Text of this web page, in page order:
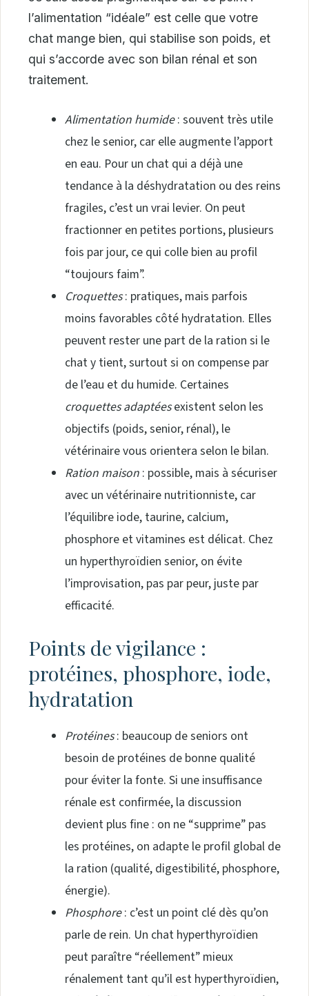
l’alimentation “idéale” est celle que votre
chat mange bien, qui stabilise son poids, et
qui s’accorde avec son bilan rénal et son
traitement.
Alimentation humide: souvent très utile
chez le senior, car elle augmente l’apport
en eau. Pour un chat qui a déjà une
tendance à la déshydratation ou des reins
fragiles, c’est un vrai levier. On peut
fractionner en petites portions, plusieurs
fois par jour, ce qui colle bien au profil
“toujours faim”.
Croquettes: pratiques, mais parfois
moins favorables côté hydratation. Elles
peuvent rester une part de la ration si le
chat y tient, surtout si on compense par
de l’eau et du humide. Certaines
croquettes adaptéesexistent selon les
objectifs (poids, senior, rénal), le
vétérinaire vous orientera selon le bilan.
Ration maison: possible, mais à sécuriser
avec un vétérinaire nutritionniste, car
l’équilibre iode, taurine, calcium,
phosphore et vitamines est délicat. Chez
un hyperthyroïdien senior, on évite
l’improvisation, pas par peur, juste par
efficacité.
Points de vigilance :
protéines, phosphore, iode,
hydratation
Protéines: beaucoup de seniors ont
besoin de protéines de bonne qualité
pour éviter la fonte. Si une insuffisance
rénale est confirmée, la discussion
devient plus fine : on ne “supprime” pas
les protéines, on adapte le profil global de
la ration (qualité, digestibilité, phosphore,
énergie).
Phosphore: c’est un point clé dès qu’on
parle de rein. Un chat hyperthyroïdien
peut paraître “réellement” mieux
rénalement tant qu’il est hyperthyroïdien,